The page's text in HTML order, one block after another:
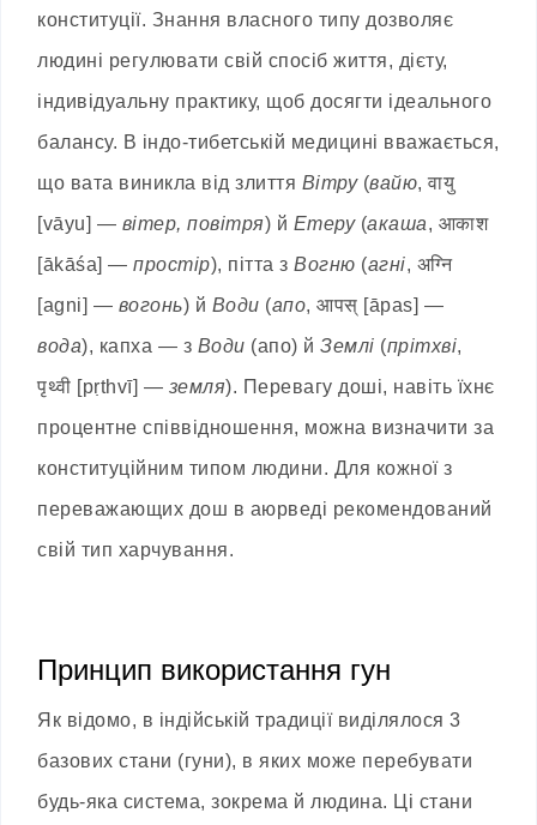
конституції. Знання власного типу дозволяє
людині регулювати свій спосіб життя, дієту,
індивідуальну практику, щоб досягти ідеального
балансу. В індо-тибетській медицині вважається,
що вата виникла від злиття Вітру(вайю, वायु
[vāyu] — вітер, повітря) й Етеру(акаша, आकाश
[ākāśa] — простір), пітта з Вогню (агні, अग्नि
[agni] — вогонь) й Води (апо, आपस् [āpas] —
вода), капха — з Води (апо) й Землі (прітхві,
पृथ्वी [pṛthvī] — земля). Перевагу доші, навіть їхнє
процентне співвідношення, можна визначити за
конституційним типом людини. Для кожної з
переважающих дош в аюрведі рекомендований
свій тип харчування.
Принцип використання гун
Як відомо, в індійській традиції виділялося 3
базових стани (гуни), в яких може перебувати
будь-яка система, зокрема й людина. Ці стани